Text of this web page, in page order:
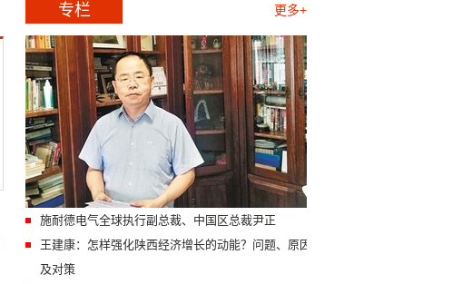
专栏 更多+
施耐德电气全球执行副总裁、中国区总裁尹正
王建康：怎样强化陕西经济增长的动能？问题、原因
及对策